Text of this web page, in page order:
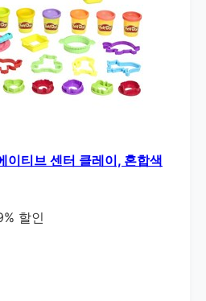
이티브 센터 클레이, 혼합색
할인